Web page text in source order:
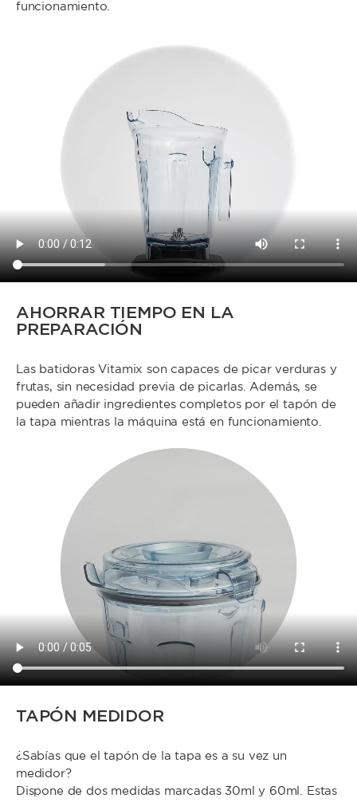
funcionamiento.
AHORRAR TIEMPO EN LA
PREPARACIÓN
Las batidoras Vitamix son capaces de picar verduras y
frutas, sin necesidad previa de picarlas. Además, se
pueden añadir ingredientes completos por el tapón de
la tapa mientras la máquina está en funcionamiento.
TAPÓN MEDIDOR
¿Sabías que el tapón de la tapa es a su vez un
medidor?
Dispone de dos medidas marcadas 30ml y 60ml. Estas